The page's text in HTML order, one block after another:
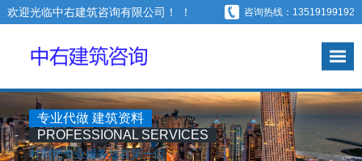
欢迎光临中右建筑咨询有限公司！ ！ 咨询热线：13519199192
专业代做 建筑资料
PROFESSIONAL SERVICES
时刻把专业服务放在第一位